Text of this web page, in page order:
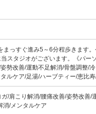
っすぐ進み5～6分程歩きます
スタジオがございます。《パー
勢改善/運動不足解消/骨盤調整/
ルケア/足湯/ハーブティー/恵比
/肩こり解消/腰痛改善/姿勢改善/
消/メンタルケア